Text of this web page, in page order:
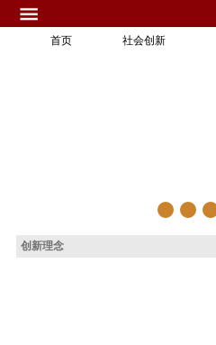
首页 社会创新
创新理念